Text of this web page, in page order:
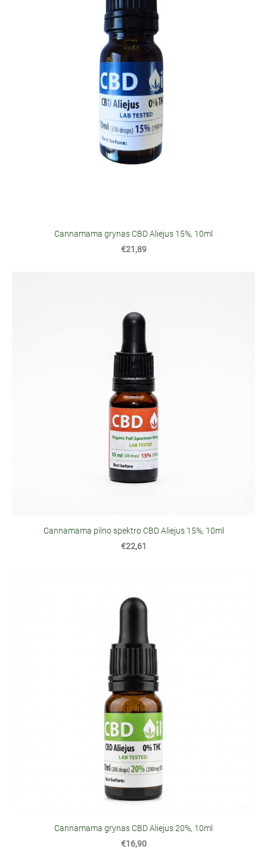
Cannamama grynas CBD Aliejus 15%, 10ml
€21,89
Cannamama pilno spektro CBD Aliejus 15%, 10ml
€22,61
Cannamama grynas CBD Aliejus 20%, 10ml
€16,90